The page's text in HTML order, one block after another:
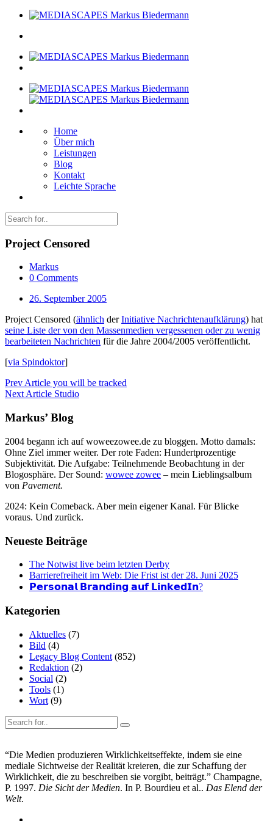
Home
Über mich
Leistungen
Blog
Kontakt
Leichte Sprache
Project Censored
Markus
0 Comments
26. September 2005
Project Censored (ähnlich derInitiative Nachrichtenaufklärung) hat
seine Liste der von den Massenmedien vergessenen oder zu wenig
bearbeiteten Nachrichten für die Jahre 2004/2005 veröffentlicht.
[via Spindoktor]
Prev Article you will be tracked
Next Article Studio
Markus’ Blog
2004 begann ich auf woweezowee.de zu bloggen. Motto damals:
Ohne Ziel immer weiter. Der rote Faden: Hundertprozentige
Subjektivität. Die Aufgabe: Teilnehmende Beobachtung in der
Blogosphäre. Der Sound: wowee zowee – mein Lieblingsalbum
von Pavement.
2024: Kein Comeback. Aber mein eigener Kanal. Für Blicke
voraus. Und zurück.
Neueste Beiträge
The Notwist live beim letzten Derby
Barrierefreiheit im Web: Die Frist ist der 28. Juni 2025
𝗣𝗲𝗿𝘀𝗼𝗻𝗮𝗹 𝗕𝗿𝗮𝗻𝗱𝗶𝗻𝗴 𝗮𝘂𝗳 𝗟𝗶𝗻𝗸𝗲𝗱𝗜𝗻?
Kategorien
Aktuelles (7)
Bild (4)
Legacy Blog Content (852)
Redaktion (2)
Social (2)
Tools (1)
Wort (9)
“Die Medien produzieren Wirklichkeitseffekte, indem sie eine
mediale Sichtweise der Realität kreieren, die zur Schaffung der
Wirklichkeit, die zu beschreiben sie vorgibt, beiträgt.” Champagne,
P. 1997. Die Sicht der Medien. In P. Bourdieu et al.. Das Elend der
Welt.